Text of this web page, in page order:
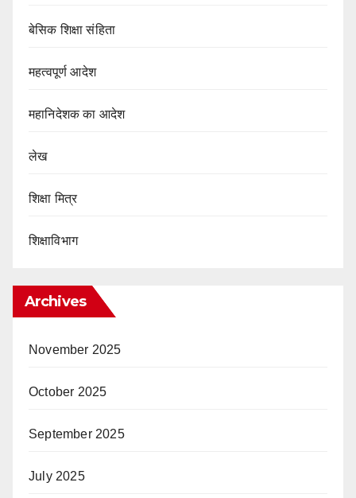
बेसिक शिक्षा संहिता
महत्वपूर्ण आदेश
महानिदेशक का आदेश
लेख
शिक्षा मित्र
शिक्षाविभाग
Archives
November 2025
October 2025
September 2025
July 2025